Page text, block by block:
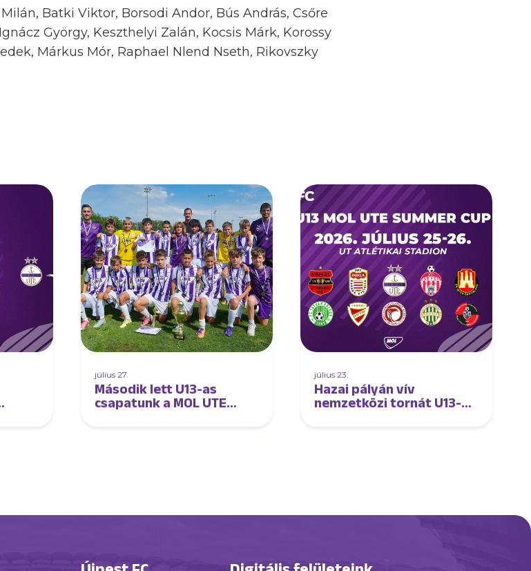
Batki Viktor, Borsodi Andor, Bús András, Csőre
György, Keszthelyi Zalán, Kocsis Márk, Korossy
Márkus Mór, Raphael Nlend Nseth, Rikovszky
július 27.
Második lett U13-as
csapatunk a MOL UTE
július 23.
Hazai pályán vív
nemzetközi tornát U13-as